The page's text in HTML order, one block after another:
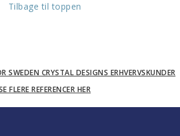
Tilbage til toppen
FLERE REFERENCER HER